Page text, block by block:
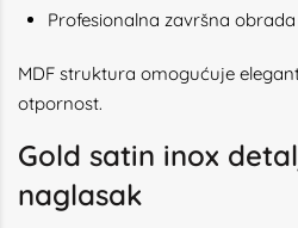
Profesionalna završna obrada
MDF struktura omogućuje
otpornost.
Gold satin inox
naglasak